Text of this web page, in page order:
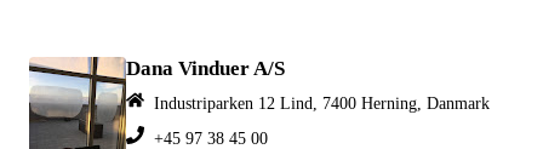
Dana Vinduer A/S
Industriparken 12 Lind, 7400 Herning, Danmark
+45 97 38 45 00